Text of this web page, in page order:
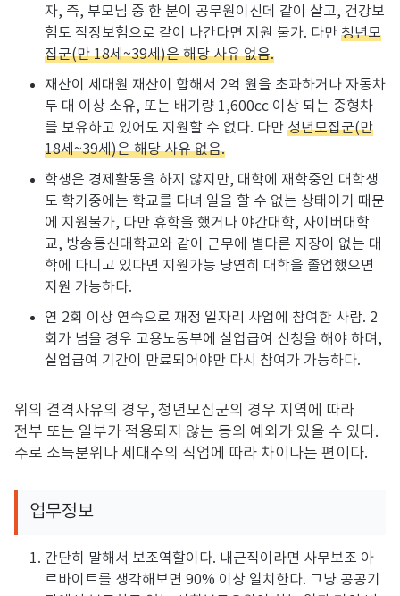
자, 즉, 부모님 중 한 분이 공무원이신데 같이 살고, 건강보
험도 직장보험으로 같이 나간다면 지원 불가. 다만 청년모
집군(만 18세~39세)은 해당 사유 없음.
재산이 세대원 재산이 합해서 2억 원을 초과하거나 자동차
두 대 이상 소유, 또는 배기량 1,600cc 이상 되는 중형차
를 보유하고 있어도 지원할 수 없다. 다만 청년모집군(만
18세~39세)은 해당 사유 없음.
학생은 경제활동을 하지 않지만, 대학에 재학중인 대학생
도 학기중에는 학교를 다녀 일을 할 수 없는 상태이기 때문
에 지원불가, 다만 휴학을 했거나 야간대학, 사이버대학
교, 방송통신대학교와 같이 근무에 별다른 지장이 없는 대
학에 다니고 있다면 지원가능 당연히 대학을 졸업했으면
지원 가능하다.
연 2회 이상 연속으로 재정 일자리 사업에 참여한 사람. 2
회가 넘을 경우 고용노동부에 실업급여 신청을 해야 하며,
실업급여 기간이 만료되어야만 다시 참여가 가능하다.
위의 결격사유의 경우, 청년모집군의 경우 지역에 따라
전부 또는 일부가 적용되지 않는 등의 예외가 있을 수 있다.
주로 소득분위나 세대주의 직업에 따라 차이나는 편이다.
업무정보
간단히 말해서 보조역할이다. 내근직이라면 사무보조 아
르바이트를 생각해보면 90% 이상 일치한다. 그냥 공공기